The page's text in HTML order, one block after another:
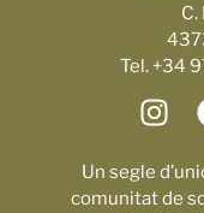
Tel. +34
Un segle
comunitat de